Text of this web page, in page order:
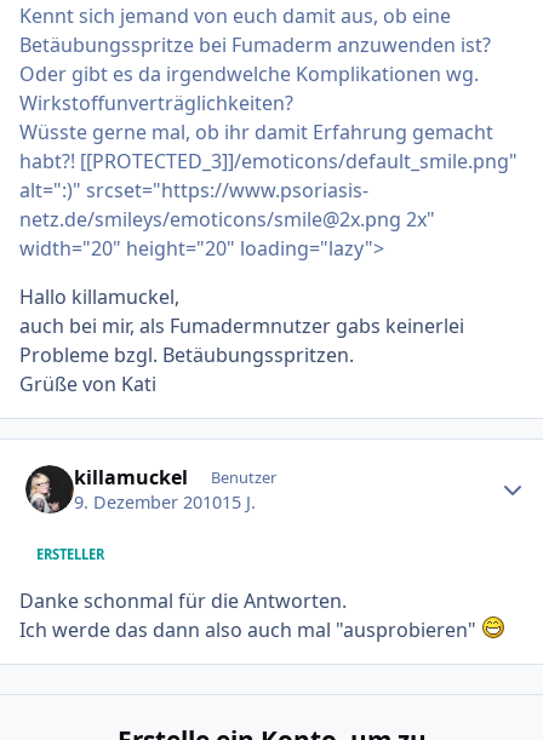
Kennt sich jemand von euch damit aus, ob eine
Betäubungsspritze bei Fumaderm anzuwenden ist?
Oder gibt es da irgendwelche Komplikationen wg.
Wirkstoffunverträglichkeiten?
Wüsste gerne mal, ob ihr damit Erfahrung gemacht
habt?! [[PROTECTED_3]]/emoticons/default_smile.png"
alt=":)" srcset="https://www.psoriasis-
netz.de/smileys/emoticons/smile@2x.png 2x"
width="20" height="20" loading="lazy">
Hallo killamuckel,
auch bei mir, als Fumadermnutzer gabs keinerlei
Probleme bzgl. Betäubungsspritzen.
Grüße von Kati
killamuckel Benutzer
9. Dezember 201015 J.
ERSTELLER
Danke schonmal für die Antworten.
Ich werde das dann also auch mal "ausprobieren"